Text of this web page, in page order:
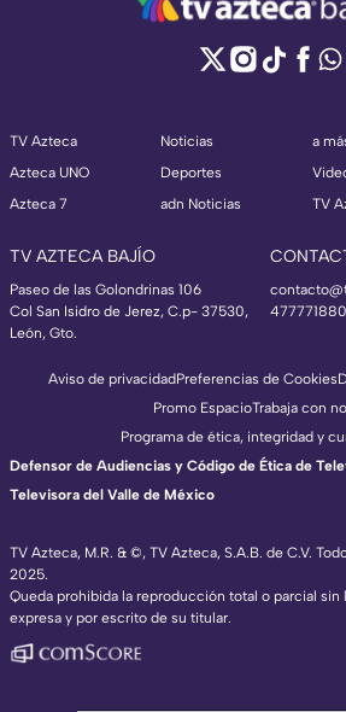
TV Azteca
Azteca UNO
Azteca 7
Noticias
Deportes
adn Noticias
a
TV
TV AZTECA BAJÍO
Paseo de las Golondrinas 106
Col San Isidro de Jerez, C.p- 37530,
León, Gto.
TV Azteca, M.R. & ©, TV Azteca, S.A.B. de C.V.
2025.
Queda prohibida la reproducción total o parcial sin
expresa y por escrito de su titular.
Aviso de privacidadPreferencias de Cookies
Promo EspacioTrabaja con
Programa de ética, integridad y
Defensor de Audiencias y Código de Ética de
Televisora del Valle de México